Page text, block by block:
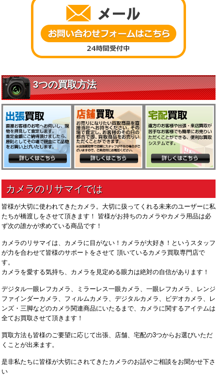
皆様が大切に使われてきたカメラ。大切に扱ってくれる未来のユーザーに私
たちが橋渡しをさせて頂きます！ 皆様がお持ちのカメラやカメラ用品は必
ず次の誰かが求めている商品です！
カメラのリサマイは、カメラに目がない！カメラが大好き！というスタッフ
が力を合わせて皆様のサポートをさせて 頂いているカメラ買取専門店で
す。
カメラを愛する気持ち、カメラを見定める眼力は絶対の自信があります！
デジタル一眼レフカメラ、ミラーレス一眼カメラ、一眼レフカメラ、レンジ
ファインダーカメラ、フィルムカメラ、デジタルカメラ、ビデオカメラ、レ
ンズ・三脚などのカメラ関連商品にいたるまで、カメラに関するアイテムは
全てお買取させて頂きます！
買取方法も皆様のご要望に応じて出張、店舗、宅配の3つからお選びいただ
くことが出来ます。
是非私たちに皆様が大切にされてきたカメラのお話やご相談をお聞かせ下さ
い